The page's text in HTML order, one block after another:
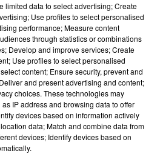
vos entrées pour le
du Sport Automobile au
!
Vacances - Gagnez
limited data to select advertising; Create
Use profiles to select personalised
performance; Measure content
through statistics or combinations
Develop and improve services; Create
Use profiles to select personalised
content; Ensure security, prevent and
and present advertising and content;
choices. These technologies may
IP address and browsing data to offer
devices based on information actively
data; Match and combine data from
devices; Identify devices based on